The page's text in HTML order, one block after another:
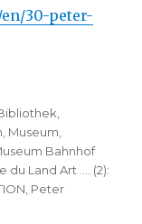
30-peter-
Museum
Bahnhof
du Land Art …. (2):
Peter